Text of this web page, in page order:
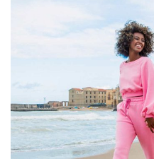
Тенденции за
– какво ще
През пролетта забравяме
и се връщаме
Модна пролетна
едроzatem pełna jest retro
wzorów rodem z lat 60./70,
zestawienie, niezależnie od